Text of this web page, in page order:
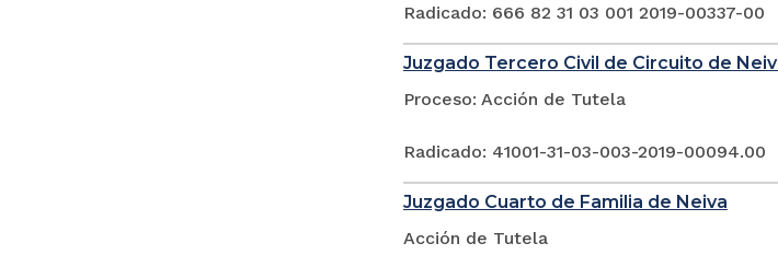
Radicado: 666 82 31 03 001 2019-00337-00
Juzgado Tercero Civil de Circuito de
Proceso: Acción de Tutela
Radicado: 41001-31-03-003-2019-00094.00
Juzgado Cuarto de Familia de Neiva
Acción de Tutela